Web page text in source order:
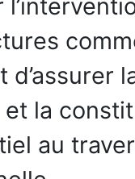
d’assurer
la
au